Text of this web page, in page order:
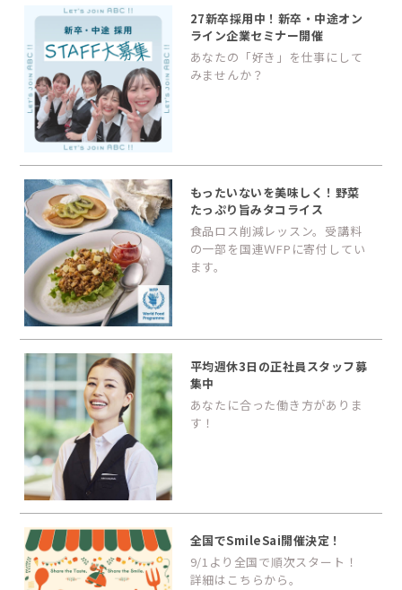
27新卒採用中！新卒・中途オン
ライン企業セミナー開催
あなたの「好き」を仕事にして
みませんか？
もったいないを美味しく！野菜
たっぷり旨みタコライス
食品ロス削減レッスン。受講料
の一部を国連ＷFPに寄付してい
ます。
平均週休3日の正社員スタッフ募
集中
あなたに合った働き方がありま
す！
全国でSmileSai開催決定！
9/1より全国で順次スタート！
詳細はこちらから。